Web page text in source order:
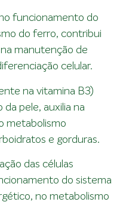
funcionamento do
do ferro, contribui
manutenção de
celular.
na vitamina B3)
pele, auxilia na
metabolismo
e gorduras.
das células
do sistema
no metabolismo